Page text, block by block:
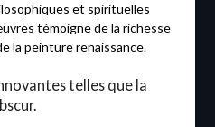
et spirituelles
témoigne de la richesse
la peinture renaissance.
telles que la